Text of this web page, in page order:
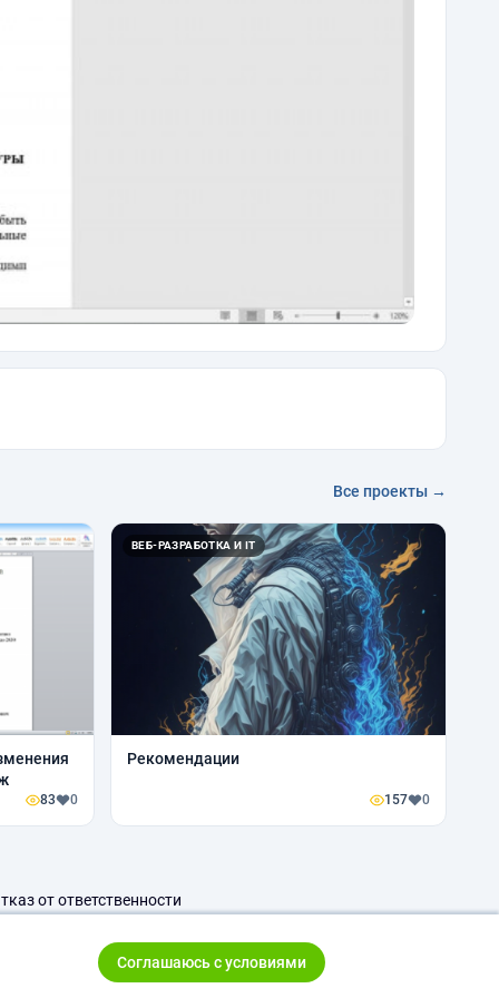
Все проекты →
83 0
ВЕБ-РАЗРАБОТКА И IT
Рекомендации
157 0
от ответственности
Соглашаюсь с условиями